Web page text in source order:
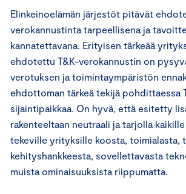
Elinkeinoelämän järjestöt pitävät
verokannustinta tarpeellisena ja
kannatettavana. Erityisen tärkeää
ehdotettu T&K-verokannustin on
verotuksen ja toimintaympäristön
ehdottoman tärkeä tekijä pohdittaessa
sijaintipaikkaa. On hyvä, että esitetty
rakenteeltaan neutraali ja tarjolla
tekeville yrityksille koosta, toimialasta,
kehityshankkeesta, sovellettavasta
muista ominaisuuksista riippumatta.